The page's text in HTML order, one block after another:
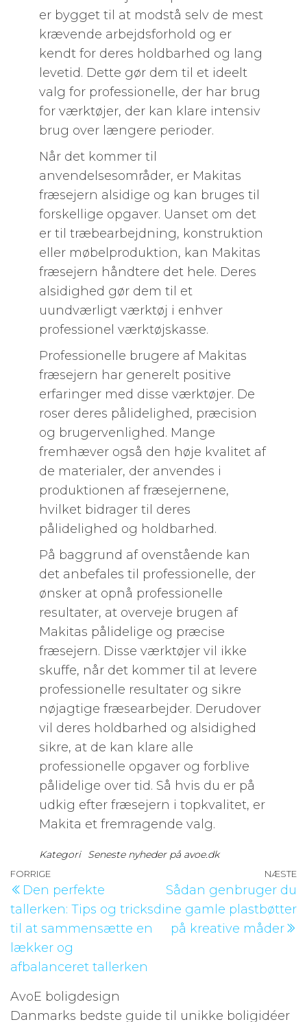
er bygget til at modstå selv de mest
krævende arbejdsforhold og er
kendt for deres holdbarhed og lang
levetid. Dette gør dem til et ideelt
valg for professionelle, der har brug
for værktøjer, der kan klare intensiv
brug over længere perioder.
Når det kommer til
anvendelsesområder, er Makitas
fræsejern alsidige og kan bruges til
forskellige opgaver. Uanset om det
er til træbearbejdning, konstruktion
eller møbelproduktion, kan Makitas
fræsejern håndtere det hele. Deres
alsidighed gør dem til et
uundværligt værktøj i enhver
professionel værktøjskasse.
Professionelle brugere af Makitas
fræsejern har generelt positive
erfaringer med disse værktøjer. De
roser deres pålidelighed, præcision
og brugervenlighed. Mange
fremhæver også den høje kvalitet af
de materialer, der anvendes i
produktionen af ​​fræsejernene,
hvilket bidrager til deres
pålidelighed og holdbarhed.
På baggrund af ovenstående kan
det anbefales til professionelle, der
ønsker at opnå professionelle
resultater, at overveje brugen af ​​
Makitas pålidelige og præcise
fræsejern. Disse værktøjer vil ikke
skuffe, når det kommer til at levere
professionelle resultater og sikre
nøjagtige fræsearbejder. Derudover
vil deres holdbarhed og alsidighed
sikre, at de kan klare alle
professionelle opgaver og forblive
pålidelige over tid. Så hvis du er på
udkig efter fræsejern i topkvalitet, er
Makita et fremragende valg.
Kategori Seneste nyheder på avoe.dk
Indlægsnavigation
Forrige
indlæg
FORRIGE
Den perfekte
tallerken: Tips og tricks
til at sammensætte en
lækker og
afbalanceret tallerken
NÆSTE
Sådan genbruger du
dine gamle plastbøtter
på kreative måder
AvoE boligdesign
Danmarks bedste guide til unikke boligidéer